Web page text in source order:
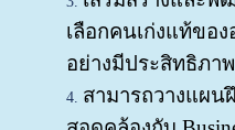
เลือกคนเก่งแท้ขอ
อย่างมีประสิทธิ
สามารถวางแผ